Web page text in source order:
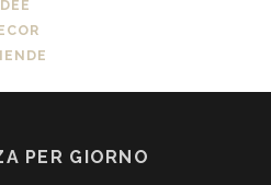
PER GIORNO